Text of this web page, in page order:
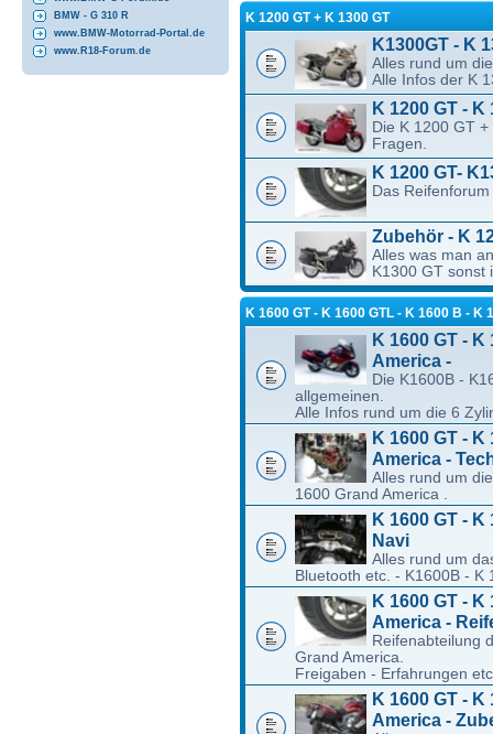
BMW - G 310 R
www.BMW-Motorrad-Portal.de
www.R18-Forum.de
K 1200 GT + K 1300 GT
K1300GT - K
Alles rund um
Alle Infos der K
K 1200 GT - K
Die K 1200 GT
Fragen.
K 1200 GT-
Das
Zubehör - K
Alles was man
K1300 GT sonst
K 1600 GT - K 1600 GTL - K 1600 B - K
K 1600 GT - K
America -
Die K1600B -
allgemeinen.
Alle Infos rund um die 6
K 1600 GT - K
America -
Alles rund um
1600 Grand America .
K 1600 GT - K
Navi
Alles rund um
Bluetooth etc. - K1600B - K
K 1600 GT - K
America -
Reifenabteilung
Grand America.
Freigaben - Erfahrungen
K 1600 GT - K
America -